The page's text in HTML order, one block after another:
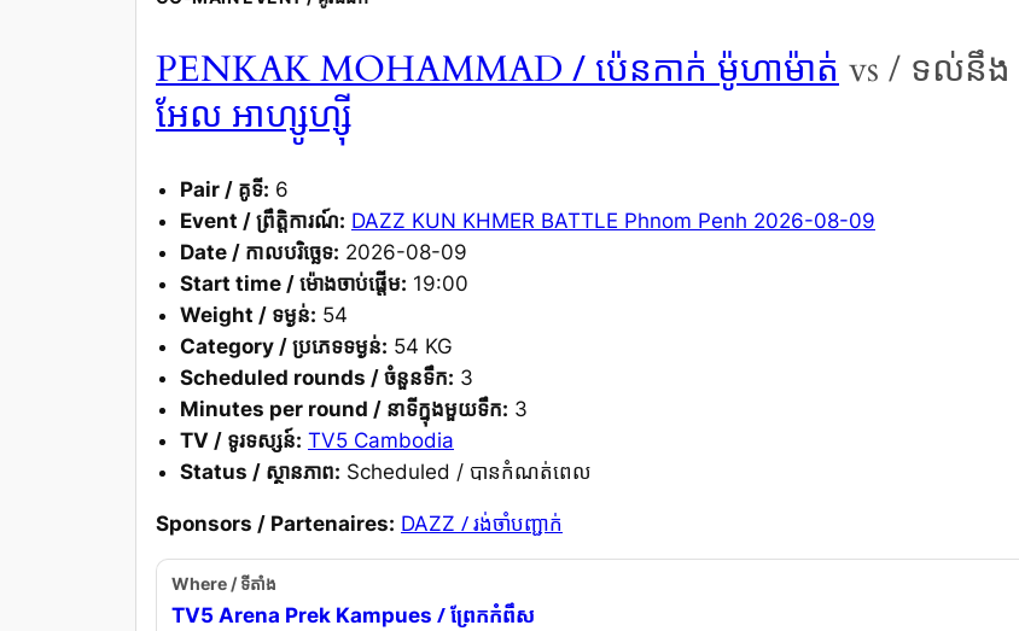
PENKAK MOHAMMAD/ ប៉េនកាក់ ម៉ូហាម៉ាត់ vs / ទល់នឹង
អែល អាហ្សូហ្ស៊ី
Pair / គូទី: 6
Event / ព្រឹត្តិការណ៍: DAZZ KUN KHMER BATTLE Phnom Penh 2026-08-09
Date / កាលបរិច្ឆេទ: 2026-08-09
Start time / ម៉ោងចាប់ផ្តើម: 19:00
Weight / ទម្ងន់: 54
Category / ប្រភេទទម្ងន់: 54 KG
Scheduled rounds / ចំនួនទឹក: 3
Minutes per round / នាទីក្នុងមួយទឹក: 3
TV / ទូរទស្សន៍: TV5 Cambodia
Status / ស្ថានភាព: Scheduled / បានកំណត់ពេល
Sponsors / Partenaires: DAZZ / រង់ចាំបញ្ជាក់
Where / ទីតាំង
TV5 Arena Prek Kampues / ព្រែកកំពឹស